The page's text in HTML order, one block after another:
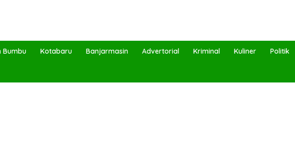
Bumbu Kotabaru Banjarmasin Advertorial Kriminal Kuliner Politik